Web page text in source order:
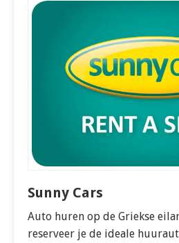
Sunny Cars
Auto huren op de Griekse
reserveer je de ideale